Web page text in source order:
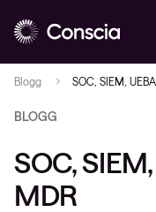
Blogg SOC, SIEM,
BLOGG
SOC,
MDR